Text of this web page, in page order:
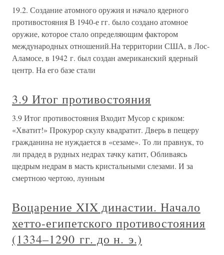
19.2. Создание атомного оружия и начало ядерного
противостояния В 1940-е гг. было создано атомное
оружие, которое стало определяющим фактором
международных отношений.На территории США, в Лос-
Аламосе, в 1942 г. был создан американский ядерный
центр. На его базе стали
3.9 Итог противостояния
3.9 Итог противостояния Входит Мусор с криком:
«Хватит!» Прокурор скулу квадратит. Дверь в пещеру
гражданина не нуждается в «сезаме». То ли правнук, то
ли прадед в рудных недрах тачку катит, Обливаясь
щедрым недрам в масть кристальными слезами. И за
смертною чертою, лунным
Воцарение XIX династии. Начало
хетто-египетского противостояния
(1334–1290 гг. до н. э.)